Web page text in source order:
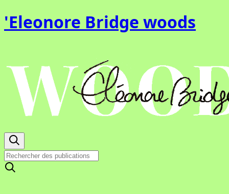
'Eleonore Bridge woods